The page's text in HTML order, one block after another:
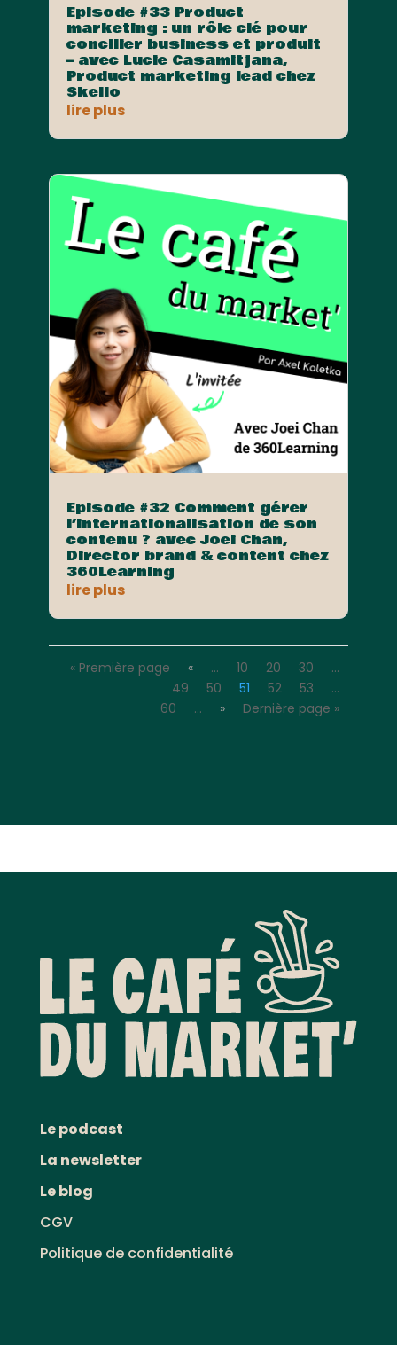
Episode #33 Product
marketing : un rôle clé pour
concilier business et produit
– avec Lucie Casamitjana,
Product marketing lead chez
Skello
lire plus
Episode #32 Comment gérer
l’internationalisation de son
contenu ? avec Joei Chan,
Director brand & content chez
360Learning
lire plus
« Première page « … 10 20 30
…
49
50 51 52 53
…
60
… » Dernière page »
Le podcast
La newsletter
Le blog
CGV
Politique de confidentialité